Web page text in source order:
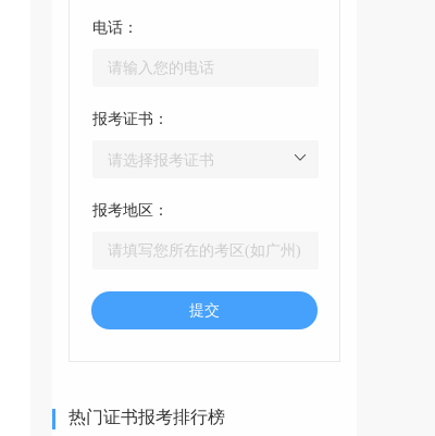
电话：
报考证书：
报考地区：
提交
热门证书报考排行榜